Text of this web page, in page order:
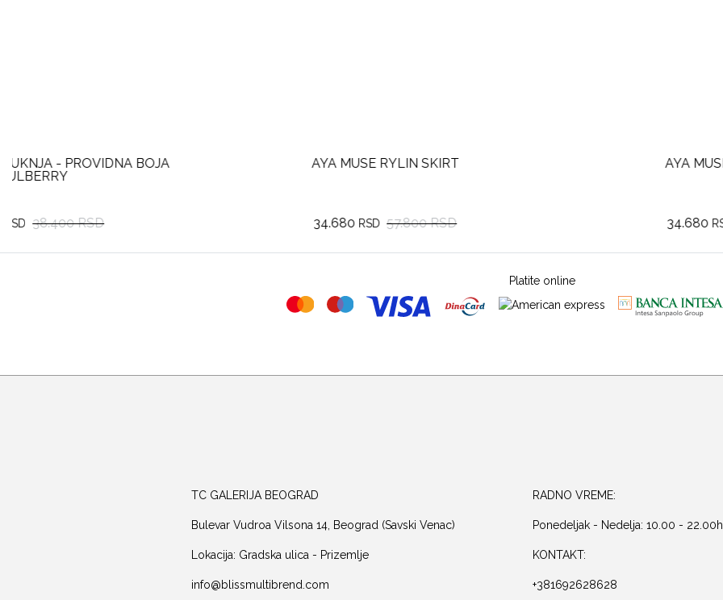
AYA MUSE RYLIN SKIRT
Platite online
TC GALERIJA BEOGRAD
Bulevar Vudroa Vilsona 14, Beograd (Savski Venac)
Lokacija: Gradska ulica - Prizemlje
RADNO VREME:
Ponedeljak - Nedelja: 10.00 - 22.00h
KONTAKT:
+381692628628